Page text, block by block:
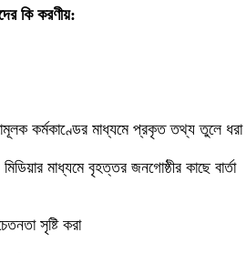
কি করণীয়:
কর্মকাণ্ডের মাধ্যমে প্রকৃত তথ্য তুলে ধরা
মাধ্যমে বৃহত্তর জনগোষ্ঠীর কাছে বার্তা
সৃষ্টি করা